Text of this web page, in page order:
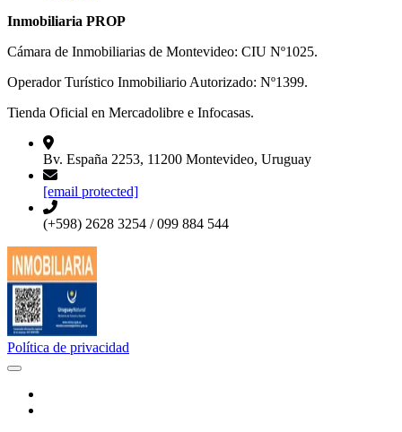
Inmobiliaria PROP
Cámara de Inmobiliarias de Montevideo: CIU Nº1025.
Operador Turístico Inmobiliario Autorizado: Nº1399.
Tienda Oficial en Mercadolibre e Infocasas.
Bv. España 2253, 11200 Montevideo, Uruguay
[email protected]
(+598) 2628 3254 / 099 884 544
Política de privacidad